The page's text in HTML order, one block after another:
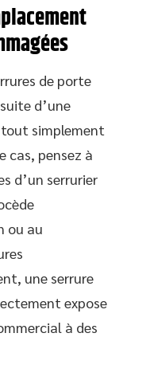
de porte
d’une
simplement
cas, pensez à
d’un serrurier
ou au
une serrure
expose
à des